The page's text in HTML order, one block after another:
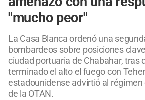
"mucho peor"
La Casa Blanca ordenó una
bombardeos sobre posiciones
ciudad portuaria de Chabahar, tras
terminado el alto el fuego con
estadounidense advirtió al
de la OTAN.